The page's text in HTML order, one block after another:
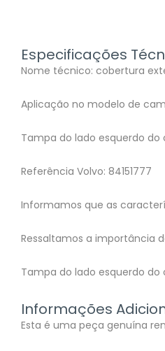
Especificações
Nome técnico: cobertura
Aplicação no modelo de
Tampa do lado esquerdo
Referência Volvo: 84151777
Informamos que as
Ressaltamos a importância
Tampa do lado esquerdo
Informações
Esta é uma peça genuína